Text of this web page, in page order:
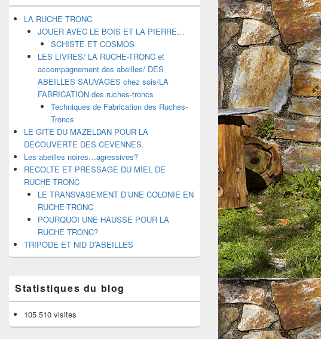
LA RUCHE TRONC
JOUER AVEC LE BOIS ET LA PIERRE…
SCHISTE ET COSMOS
LES LIVRES/ LA RUCHE-TRONC et
accompagnement des abeilles/ DES
ABEILLES SAUVAGES chez sois/LA
FABRICATION des ruches-troncs
Techniques de Fabrication des Ruches-
Troncs
LE GITE DU MAZELDAN POUR LA
DECOUVERTE DES CEVENNES.
Les abeilles noires…agressives?
RECOLTE ET PRESSAGE DU MIEL DE
RUCHE-TRONC
LE TRANSVASEMENT D’UNE COLONIE EN
RUCHE-TRONC
POURQUOI UNE HAUSSE POUR LA
RUCHE TRONC?
TRIPODE ET NID D’ABEILLES
Statistiques du blog
105 510 visites